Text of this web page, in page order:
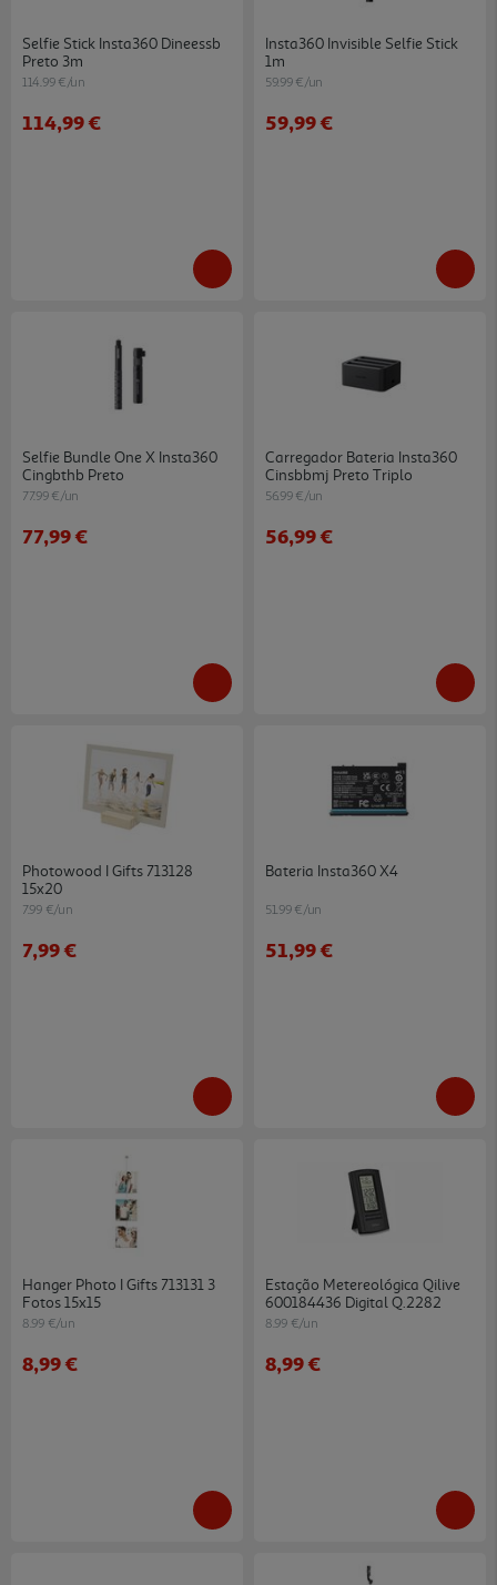
Selfie Stick Insta360 Dineessb
Preto 3m
114.99 €/un
114,99 €
Insta360 Invisible Selfie Stick
1m
59.99 €/un
59,99 €
Selfie Bundle One X Insta360
Cingbthb Preto
77.99 €/un
77,99 €
Carregador Bateria Insta360
Cinsbbmj Preto Triplo
56.99 €/un
56,99 €
Photowood I Gifts 713128
15x20
7.99 €/un
7,99 €
Bateria Insta360 X4
51.99 €/un
51,99 €
Hanger Photo I Gifts 713131 3
Fotos 15x15
8.99 €/un
8,99 €
Estação Metereológica Qilive
600184436 Digital Q.2282
8.99 €/un
8,99 €